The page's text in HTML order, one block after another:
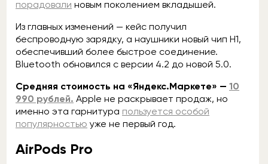
порадовали новым поколением вкладышей.
Из главных изменений — кейс получил
беспроводную зарядку, а наушники новый чип H1,
обеспечивший более быстрое соединение.
Bluetooth обновился с версии 4.2 до новой 5.0.
Средняя стоимость на «Яндекс.Маркете» — 10
990 рублей. Apple не раскрывает продаж, но
именно эта гарнитура пользуется особой
популярностью уже не первый год.
AirPods Pro